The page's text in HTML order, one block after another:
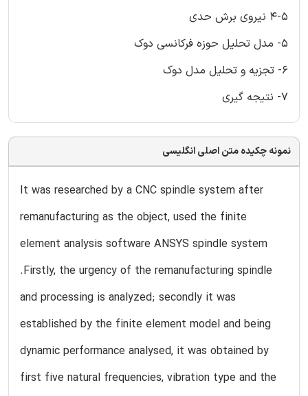
4-5 نیروی برش حدی
5- مدل تحلیل حوزه فرکانسی دوک
6- تجزیه و تحلیل مدل دوک
7- نتیجه گیری
نمونه چکیده متن اصلی انگلیسی
It was researched by a CNC spindle system after
remanufacturing as the object, used the finite
element analysis software ANSYS spindle system
.Firstly, the urgency of the remanufacturing spindle
and processing is analyzed; secondly it was
established by the finite element model and being
dynamic performance analysed, it was obtained by
first five natural frequencies, vibration type and the